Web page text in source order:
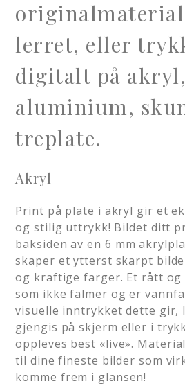
lerret, eller
digitalt på akryl,
aluminium,
treplate.
Akryl
Print på plate i akryl gir et
og stilig uttrykk! Bildet ditt
baksiden av en 6 mm
skaper et ytterst skarpt
og kraftige farger. Et rått
som ikke falmer og er
visuelle inntrykket dette gir,
gjengis på skjerm eller i
oppleves best «live».
til dine fineste bilder som
komme frem i glansen!